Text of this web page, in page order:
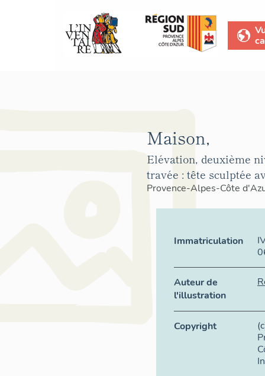
Maison,
Elévation, deuxième
travée : tête sculptée
Provence-Alpes-Côte
Immatriculation
Auteur de
l'illustration
Copyright